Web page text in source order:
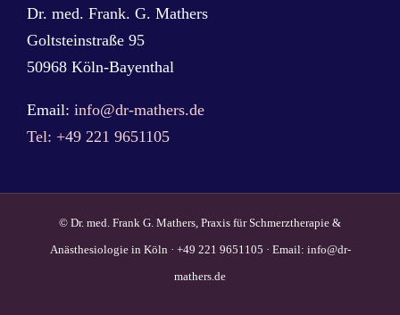
Dr. med. Frank. G. Mathers
Goltsteinstraße 95
50968 Köln-Bayenthal
Email: info@dr-mathers.de
Tel: +49 221 9651105
© Dr. med. Frank G. Mathers, Praxis für Schmerztherapie &
Anästhesiologie in Köln · +49 221 9651105 · Email: info@dr-
mathers.de